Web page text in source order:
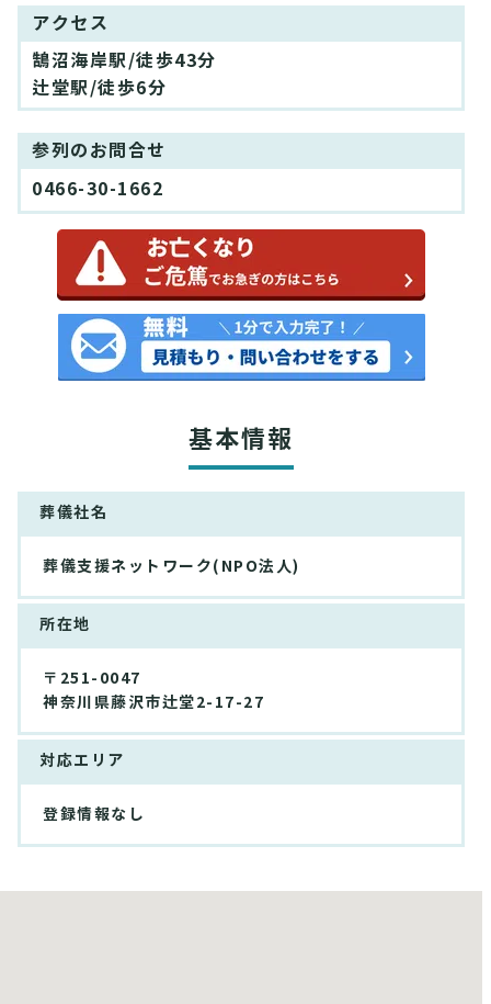
アクセス
鵠沼海岸駅/徒歩43分
辻堂駅/徒歩6分
参列のお問合せ
0466-30-1662
基本情報
葬儀社名
葬儀支援ネットワーク(NPO法人)
所在地
〒251-0047
神奈川県藤沢市辻堂2-17-27
対応エリア
登録情報なし